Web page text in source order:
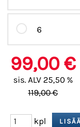
6
99,00 €
sis. ALV 25,50 %
119,00 €
kpl